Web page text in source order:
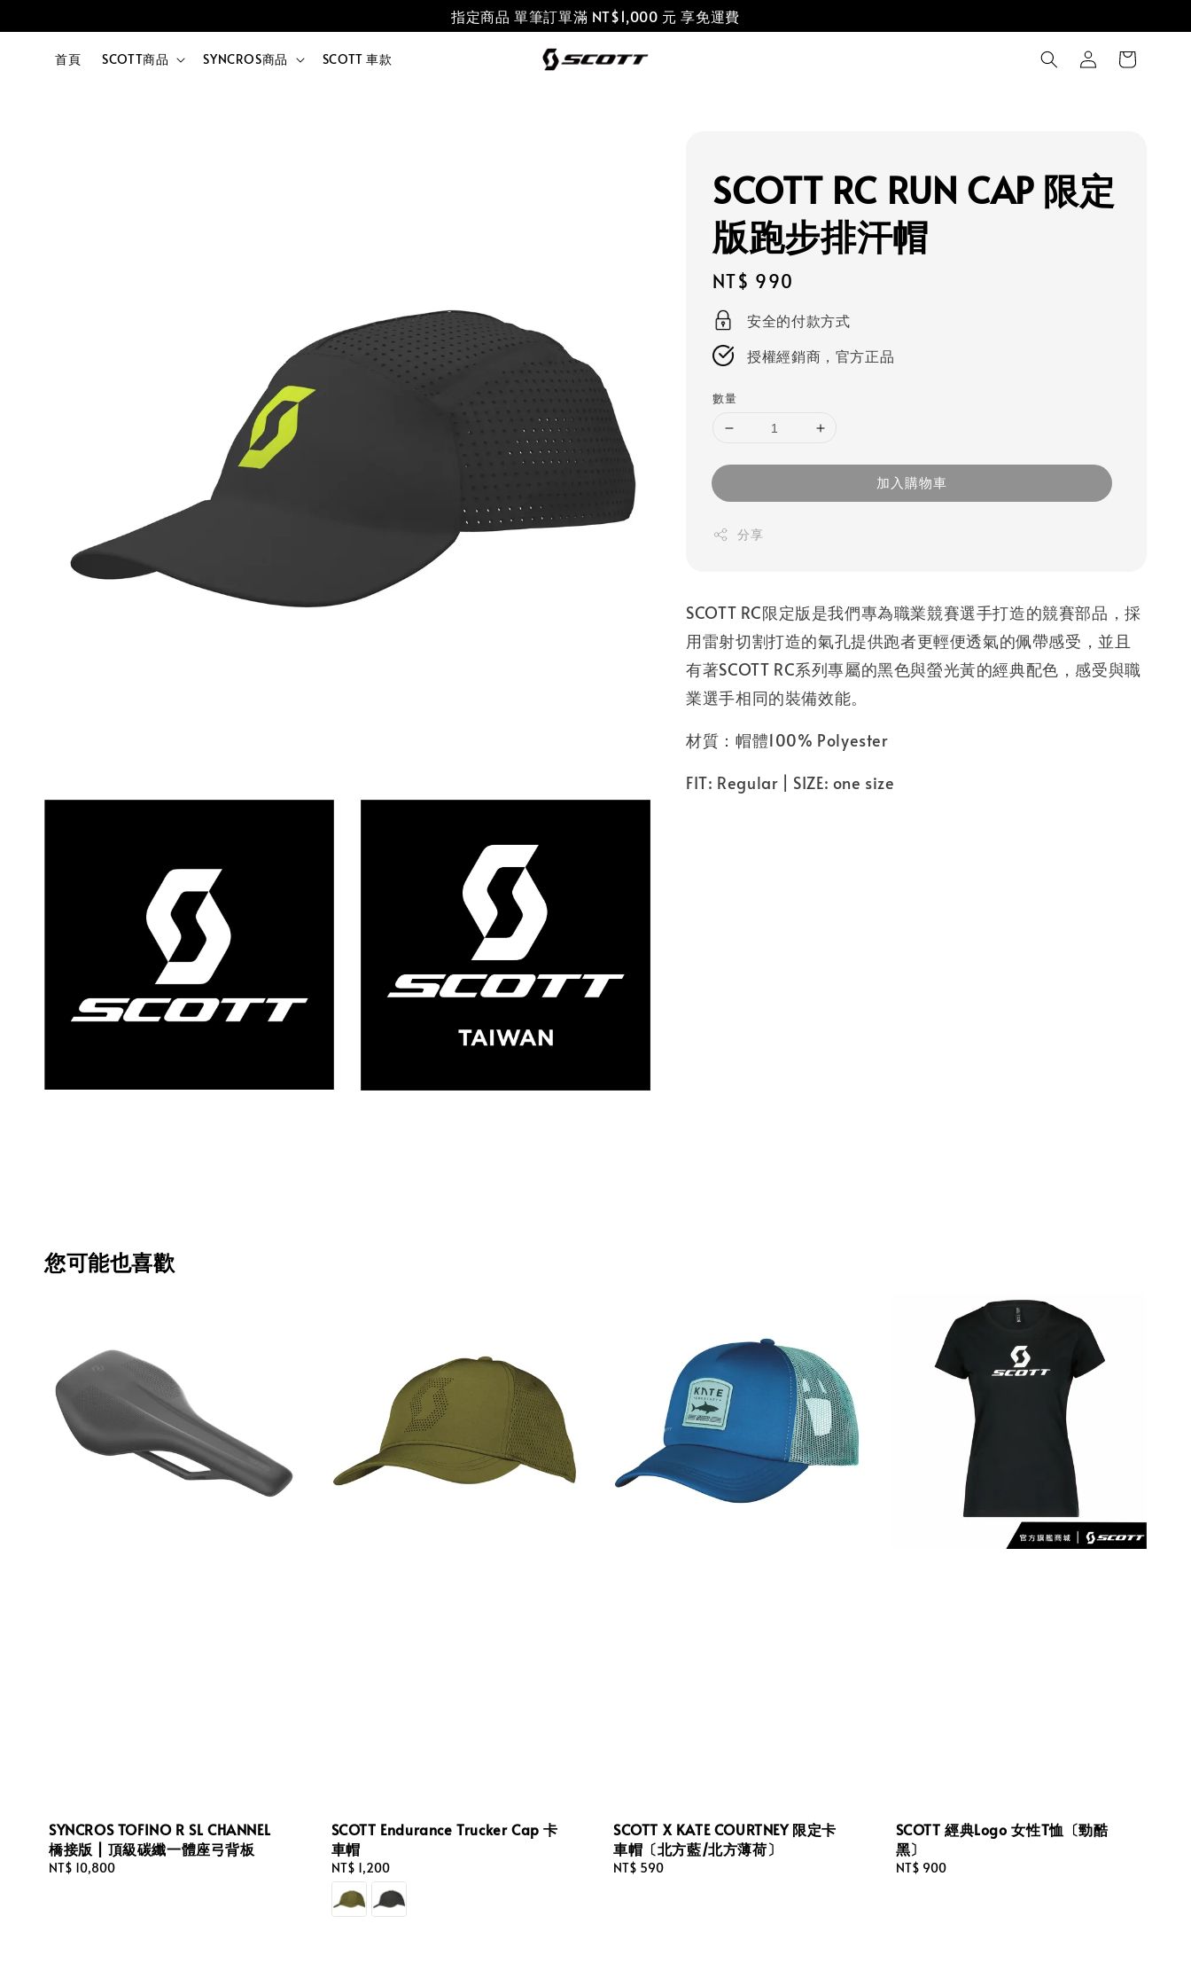
指定商品 單筆訂單滿 NT$1,000 元 享免運費
首頁 SCOTT商品 SYNCROS商品 SCOTT 車款
SCOTT RC RUN CAP 限定
版跑步排汗帽
Regular
price
NT$ 990
安全的付款方式
授權經銷商，官方正品
數量
加入購物車
分享
SCOTT RC限定版是我們專為職業競賽選手打造的競賽部品，採
用雷射切割打造的氣孔提供跑者更輕便透氣的佩帶感受，並且
有著SCOTT RC系列專屬的黑色與螢光黃的經典配色，感受與職
業選手相同的裝備效能。
材質：帽體100% Polyester
FIT: Regular | SIZE: one size
您可能也喜歡
SYNCROS TOFINO R SL CHANNEL
橋接版 | 頂級碳纖一體座弓背板
Regular
NT$ 10,800
SCOTT Endurance Trucker Cap 卡
車帽
Regular
price
NT$ 1,200
SCOTT X KATE COURTNEY 限定卡
車帽〔北方藍/北方薄荷〕
Regular
NT$ 590
SCOTT 經典Logo 女性T恤〔勁酷
黑〕
Regular
NT$ 900